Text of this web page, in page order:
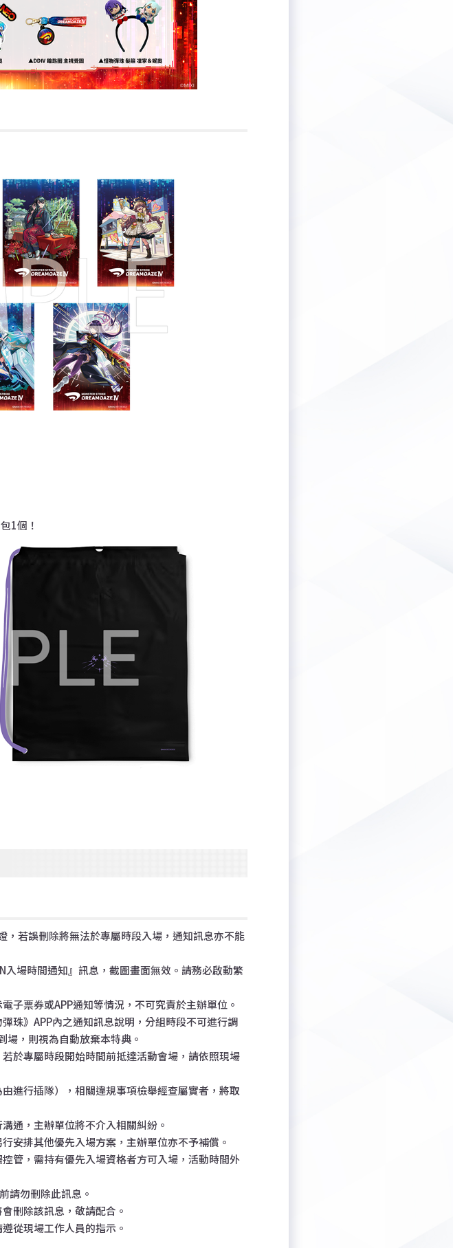
1個！
，若誤刪除將無法於專屬時段入場，通知訊息亦不能
入場時間通知』訊息，截圖畫面無效。請務必啟動繁
子票券或APP通知等情況，不可究責於主辦單位。
珠》APP內之通知訊息說明，分組時段不可進行調
場，則視為自動放棄本特典。
於專屬時段開始時間前抵達活動會場，請依照現場
進行插隊），相關違規事項檢舉經查屬實者，將取
通，主辦單位將不介入相關糾紛。
安排其他優先入場方案，主辦單位亦不予補償。
管，需持有優先入場資格者方可入場，活動時間外
請勿刪除此訊息。
刪除該訊息，敬請配合。
從現場工作人員的指示。